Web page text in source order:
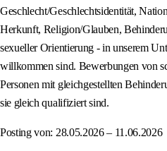
Geschlecht/Geschlechtsidentität,
Herkunft, Religion/Glauben,
sexueller Orientierung - in unserem
willkommen sind. Bewerbungen von
Personen mit gleichgestellten
sie gleich qualifiziert sind.
Posting von: 28.05.2026 – 11.06.2026